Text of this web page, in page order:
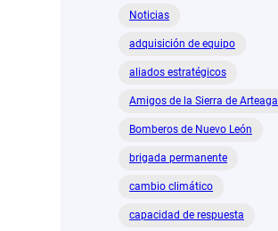
alimenta
a
30
años
BAMX
Noticias
adquisición de equipo
aliados estratégicos
Amigos de la Sierra de Arteaga
Bomberos de Nuevo León
brigada permanente
cambio climático
capacidad de respuesta